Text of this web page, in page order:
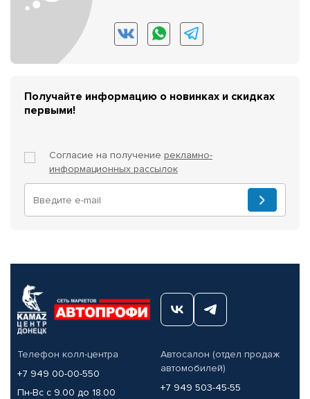
Получайте информацию о новинках и скидках
первыми!
Согласие на получение рекламно-
информационных рассылок
Телефон колл-центра
+7 949 00-00-550
Пн-Вс с 9.00 до 18.00
Автосалон (отдел продаж
автомобилей)
+7 949 503-45-55